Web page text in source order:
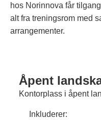
hos Norinnova får
alt fra treningsrom med
arrangementer.
Åpent
Kontorplass i åpent
Inkluderer: